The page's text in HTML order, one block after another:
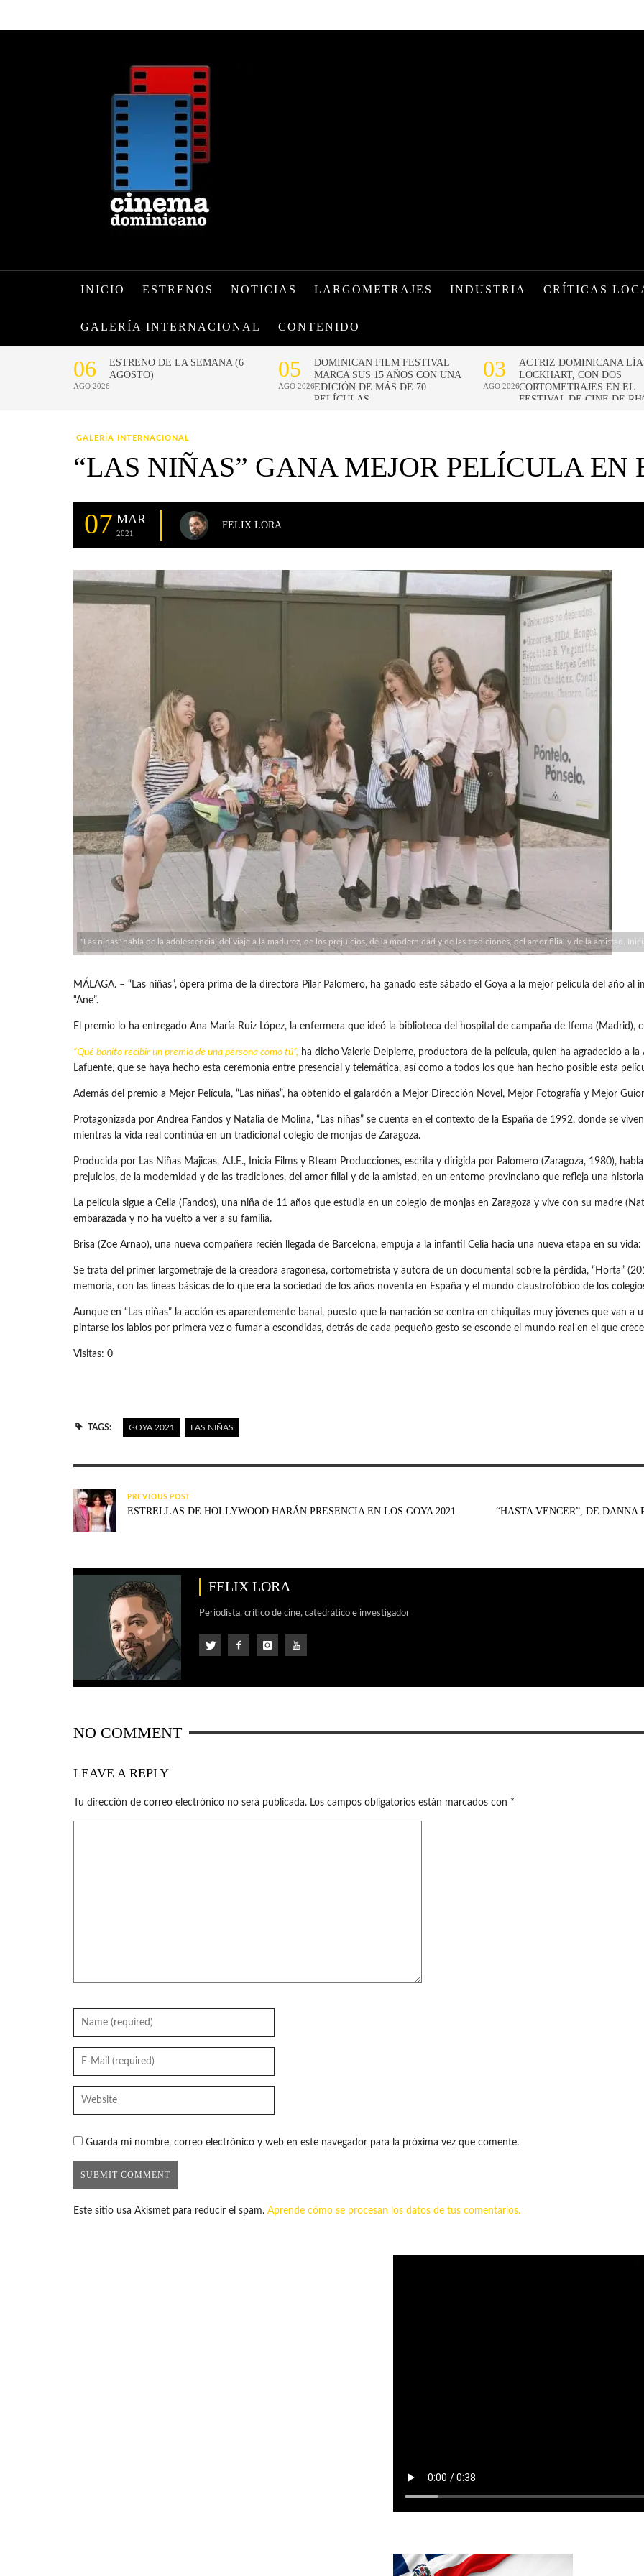
INICIO ESTRENOS NOTICIAS LARGOMETRAJES INDUSTRIA CRÍTICAS
GALERÍA INTERNACIONAL CONTENIDO
GALERÍA INTERNACIONAL
“LAS NIÑAS” GANA MEJOR PELÍCULA EN
07 MAR
2021
FELIX LORA
"Las niñas" habla de la adolescencia, del viaje a la madurez, de los prejuicios, de la modernidad y de las tradiciones, del amor filial y de la amistad.
MÁLAGA. – “Las niñas”, ópera prima de la directora Pilar Palomero, ha ganado este sábado el Goya a la mejor película del año al
“Ane”.
El premio lo ha entregado Ana María Ruiz López, la enfermera que ideó la biblioteca del hospital de campaña de Ifema (Madrid),
“Qué bonito recibir un premio de una persona como tú”, ha dicho Valerie Delpierre, productora de la película, quien ha agradecido a
Lafuente, que se haya hecho esta ceremonia entre presencial y telemática, así como a todos los que han hecho posible esta
Además del premio a Mejor Película, “Las niñas”, ha obtenido el galardón a Mejor Dirección Novel, Mejor Fotografía y Mejor
Protagonizada por Andrea Fandos y Natalia de Molina, “Las niñas” se cuenta en el contexto de la España de 1992, donde se
mientras la vida real continúa en un tradicional colegio de monjas de Zaragoza.
Producida por Las Niñas Majicas, A.I.E., Inicia Films y Bteam Producciones, escrita y dirigida por Palomero (Zaragoza, 1980),
prejuicios, de la modernidad y de las tradiciones, del amor filial y de la amistad, en un entorno provinciano que refleja una
La película sigue a Celia (Fandos), una niña de 11 años que estudia en un colegio de monjas en Zaragoza y vive con su madre
embarazada y no ha vuelto a ver a su familia.
Brisa (Zoe Arnao), una nueva compañera recién llegada de Barcelona, empuja a la infantil Celia hacia una nueva etapa en su vida:
Se trata del primer largometraje de la creadora aragonesa, cortometrista y autora de un documental sobre la pérdida, “Horta”
memoria, con las líneas básicas de lo que era la sociedad de los años noventa en España y el mundo claustrofóbico de los
Aunque en “Las niñas” la acción es aparentemente banal, puesto que la narración se centra en chiquitas muy jóvenes que van a
pintarse los labios por primera vez o fumar a escondidas, detrás de cada pequeño gesto se esconde el mundo real en el que
Visitas: 0
TAGS: GOYA 2021 LAS NIÑAS
PREVIOUS POST
ESTRELLAS DE HOLLYWOOD HARÁN PRESENCIA EN LOS GOYA 2021
“HASTA VENCER”, DE DANNA
FELIX LORA
Periodista, crítico de cine, catedrático e investigador
NO COMMENT
LEAVE A REPLY
Tu dirección de correo electrónico no será publicada. Los campos obligatorios están marcados con *
Guarda mi nombre, correo electrónico y web en este navegador para la próxima vez que comente.
Este sitio usa Akismet para reducir el spam. Aprende cómo se procesan los datos de tus comentarios.